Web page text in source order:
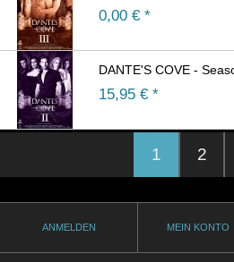
0,00 € *
DANTE'S COVE -
15,95 € *
1 2
ANMELDEN MEIN KONTO